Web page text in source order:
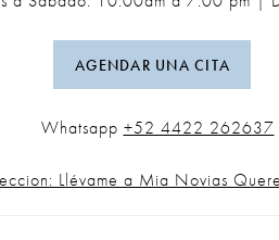
AGENDAR UNA CITA
Whatsapp +52 4422 262637
Llévame a Mia Novias